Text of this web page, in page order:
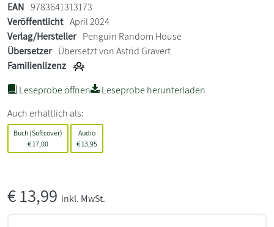
EAN 9783641313173
Veröffentlicht April 2024
Verlag/Hersteller Penguin Random House
Übersetzer Übersetzt von Astrid Gravert
Familienlizenz
Leseprobe öffnen
Leseprobe herunterladen
Auch erhältlich als:
Buch (Softcover)
€17,00
Audio
€13,95
€13,99 inkl. MwSt.